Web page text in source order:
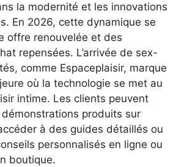
la modernité et les innovations
En 2026, cette dynamique se
offre renouvelée et des
repensées. L’arrivée de sex-
comme Espaceplaisir, marque
où la technologie se met au
intime. Les clients peuvent
produits sur
à des guides détaillés ou
personnalisés en ligne ou
boutique.